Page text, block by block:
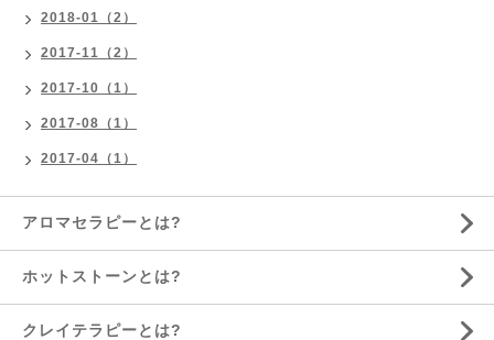
2018-01（2）
2017-11（2）
2017-10（1）
2017-08（1）
2017-04（1）
アロマセラピーとは?
ホットストーンとは?
クレイテラピーとは?